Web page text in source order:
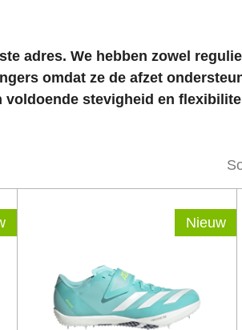
adres. We hebben zowel
omdat ze de afzet
stevigheid en
Nieuw